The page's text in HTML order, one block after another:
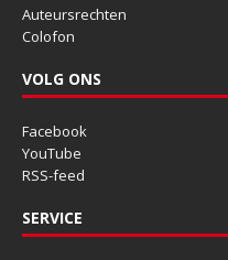
Auteursrechten
Colofon
VOLG ONS
Facebook
YouTube
RSS-feed
SERVICE